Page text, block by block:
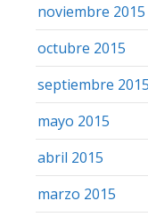
noviembre 2015
octubre 2015
septiembre 2015
mayo 2015
abril 2015
marzo 2015